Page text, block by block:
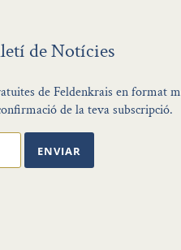
de Notícies
de Feldenkrais en format
de la teva subscripció.
ENVIAR